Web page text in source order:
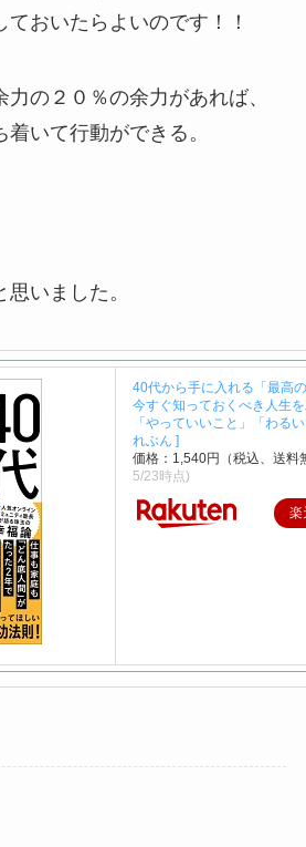
おいたらよいのです！！
の２０％の余力があれば、
いて行動ができる。
いました。
40代から手に入れる「最高
今すぐ知っておくべき人生
「やっていいこと」「わる
れぶん ]
価格：1,540円（税込、送料
5/23時点)
楽